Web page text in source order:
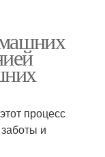
процесс
и